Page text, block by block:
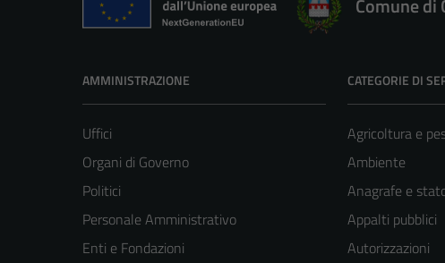
AMMINISTRAZIONE
Uffici
Organi di Governo
Politici
Personale Amministrativo
Enti e Fondazioni
CATEGORIE DI
Agricoltura e
Ambiente
Anagrafe e
Appalti pubblici
Autorizzazioni